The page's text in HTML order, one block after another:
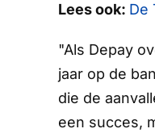
Lees ook: De
"Als Depay
jaar op de
die de
een succes,